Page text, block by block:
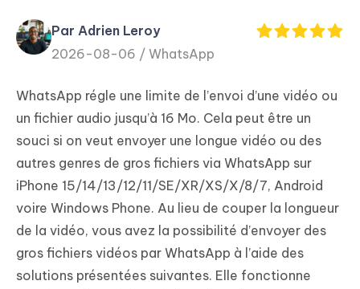
PDF
Editor
iAnyGo
Par Adrien Leroy
2026-08-06 / WhatsApp
WhatsApp régle une limite de l’envoi d’une vidéo ou
un fichier audio jusqu’à 16 Mo. Cela peut être un
souci si on veut envoyer une longue vidéo ou des
autres genres de gros fichiers via WhatsApp sur
iPhone 15/14/13/12/11/SE/XR/XS/X/8/7, Android
voire Windows Phone. Au lieu de couper la longueur
de la vidéo, vous avez la possibilité d’envoyer des
gros fichiers vidéos par WhatsApp à l’aide des
solutions présentées suivantes. Elle fonctionne